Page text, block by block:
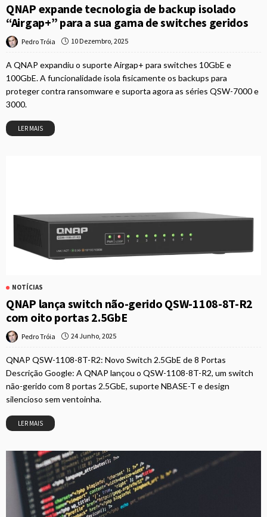
QNAP expande tecnologia de backup isolado
“Airgap+” para a sua gama de switches geridos
Pedro Tróia 10 Dezembro, 2025
A QNAP expandiu o suporte Airgap+ para switches 10GbE e
100GbE. A funcionalidade isola fisicamente os backups para
proteger contra ransomware e suporta agora as séries QSW-7000 e
3000.
LER MAIS
NOTÍCIAS
QNAP lança switch não-gerido QSW-1108-8T-R2
com oito portas 2.5GbE
Pedro Tróia 24 Junho, 2025
QNAP QSW-1108-8T-R2: Novo Switch 2.5GbE de 8 Portas
Descrição Google: A QNAP lançou o QSW-1108-8T-R2, um switch
não-gerido com 8 portas 2.5GbE, suporte NBASE-T e design
silencioso sem ventoinha.
LER MAIS